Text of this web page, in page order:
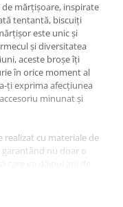
mărțișoare, inspirate
tentantă, biscuiți
este unic și
și diversitatea
aceste broșe îți
în orice moment al
ți exprima afecțiunea
minunat și
realizat cu materiale de
garantând nu doar o
unul elaborat,
și noroc pentru